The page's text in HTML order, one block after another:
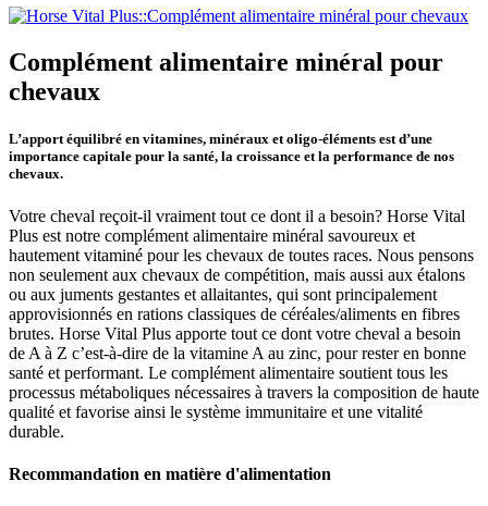
Complément alimentaire minéral pour
chevaux
L’apport équilibré en vitamines, minéraux et oligo-éléments est d’une
importance capitale pour la santé, la croissance et la performance de nos
chevaux.
Votre cheval reçoit-il vraiment tout ce dont il a besoin? Horse Vital
Plus est notre complément alimentaire minéral savoureux et
hautement vitaminé pour les chevaux de toutes races. Nous pensons
non seulement aux chevaux de compétition, mais aussi aux étalons
ou aux juments gestantes et allaitantes, qui sont principalement
approvisionnés en rations classiques de céréales/aliments en fibres
brutes. Horse Vital Plus apporte tout ce dont votre cheval a besoin
de A à Z c’est-à-dire de la vitamine A au zinc, pour rester en bonne
santé et performant. Le complément alimentaire soutient tous les
processus métaboliques nécessaires à travers la composition de haute
qualité et favorise ainsi le système immunitaire et une vitalité
durable.
Recommandation en matière d'alimentation